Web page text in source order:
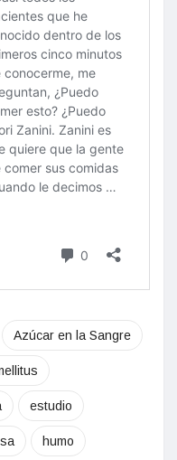
Azúcar en la Sangre
estudio
humo